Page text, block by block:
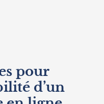
pour
d’un